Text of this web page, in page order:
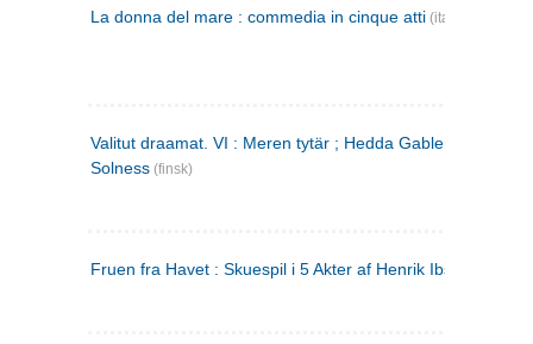
La donna del mare : commedia in cinque atti (italiensk)
Valitut draamat. VI : Meren tytär ; Hedda Gabler ;
Solness (finsk)
Fruen fra Havet : Skuespil i 5 Akter af Henrik Ibsen